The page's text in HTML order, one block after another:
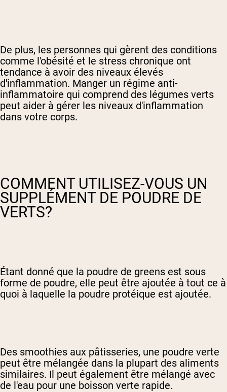
De plus, les personnes qui gèrent des conditions
comme l'obésité et le stress chronique ont
tendance à avoir des niveaux élevés
d'inflammation. Manger un régime anti-
inflammatoire qui comprend des légumes verts
peut aider à gérer les niveaux d'inflammation
dans votre corps.
COMMENT UTILISEZ-VOUS UN
SUPPLÉMENT DE POUDRE DE
VERTS?
Étant donné que la poudre de greens est sous
forme de poudre, elle peut être ajoutée à tout ce à
quoi à laquelle la poudre protéique est ajoutée.
Des smoothies aux pâtisseries, une poudre verte
peut être mélangée dans la plupart des aliments
similaires. Il peut également être mélangé avec
de l'eau pour une boisson verte rapide.